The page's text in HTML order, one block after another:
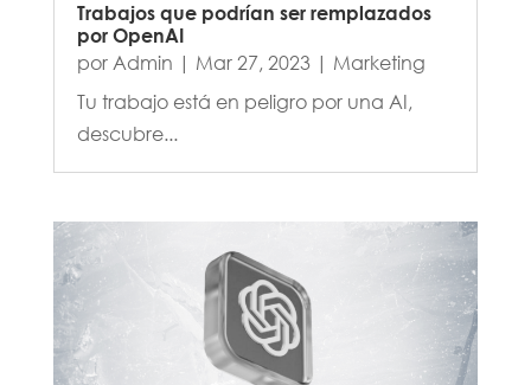
Trabajos que podrían ser remplazados
por OpenAI
por Admin | Mar 27, 2023| Marketing
Tu trabajo está en peligro por una AI,
descubre...